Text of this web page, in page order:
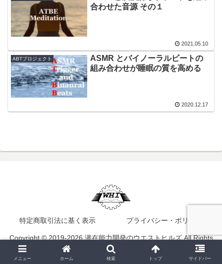
合わせた音源 その１
2021.05.10
ABTプロジェクト
ASMR とバイノーラルビートの
組み合わせが睡眠の質を高める
2020.12.17
特定商取引法に基く表示 プライバシー・ポリシー
Copyright © 2019-2026 潜在能力開発のウエストヒルズ All Rights
Reserved.
メニュー ホーム 検索 トップ サイドバー